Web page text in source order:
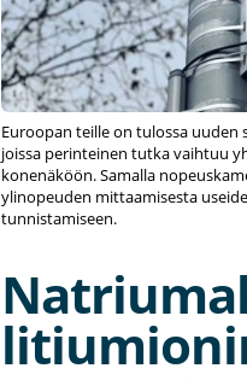
Euroopan teille on tulossa
joissa perinteinen tutka vaihtuu
konenäköön. Samalla
ylinopeuden mittaamisesta
tunnistamiseen.